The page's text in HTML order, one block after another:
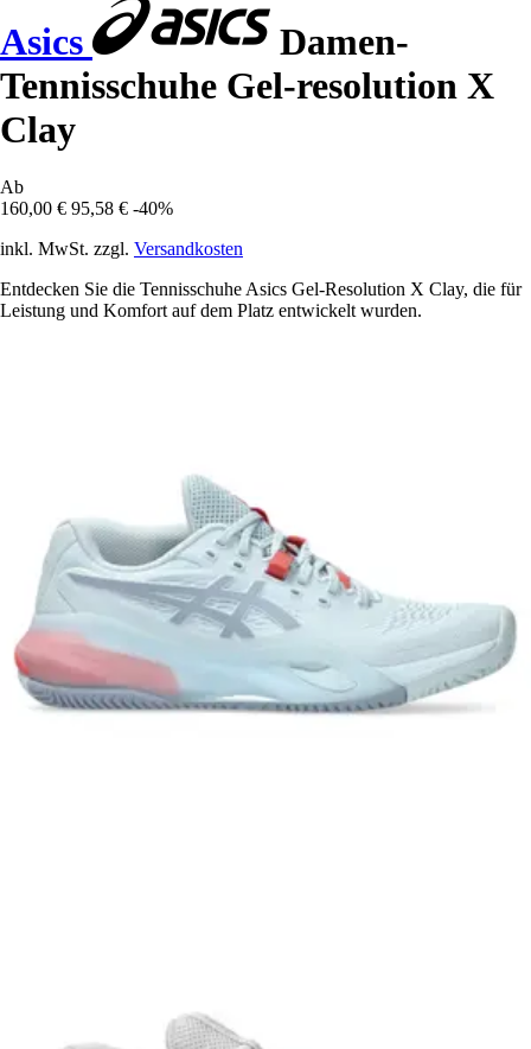
Asics
Damen-
Tennisschuhe Gel-resolution X
Clay
Ab
160,00 € 95,58 € -40%
inkl. MwSt. zzgl. Versandkosten
Entdecken Sie die Tennisschuhe Asics Gel-Resolution X Clay, die für
Leistung und Komfort auf dem Platz entwickelt wurden.